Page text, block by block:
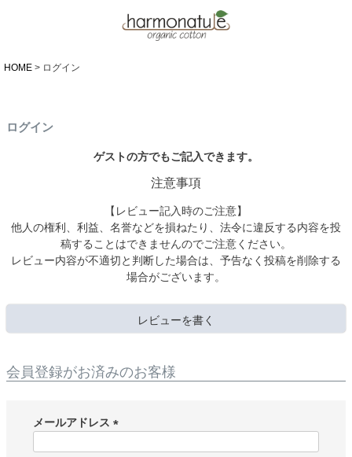
HOME ログイン
ログイン
ゲストの方でもご記入できます。
注意事項
【レビュー記入時のご注意】
他人の権利、利益、名誉などを損ねたり、法令に違反する内容を投
稿することはできませんのでご注意ください。
レビュー内容が不適切と判断した場合は、予告なく投稿を削除する
場合がございます。
レビューを書く
会員登録がお済みのお客様
メールアドレス